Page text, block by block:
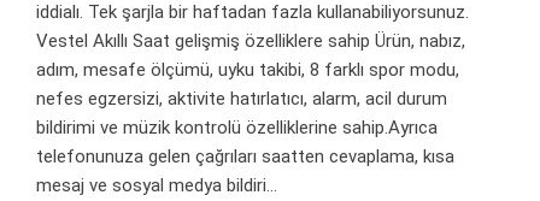
iddialı. Tek şarjla bir haftadan fazla kullanabiliyorsunuz.
Vestel Akıllı Saat gelişmiş özelliklere sahip Ürün, nabız,
adım, mesafe ölçümü, uyku takibi, 8 farklı spor modu,
nefes egzersizi, aktivite hatırlatıcı, alarm, acil durum
bildirimi ve müzik kontrolü özelliklerine sahip.Ayrıca
telefonunuza gelen çağrıları saatten cevaplama, kısa
mesaj ve sosyal medya bildiri...